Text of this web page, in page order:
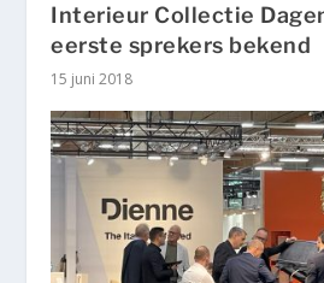
Interieur Collectie
eerste sprekers bekend
15 juni 2018